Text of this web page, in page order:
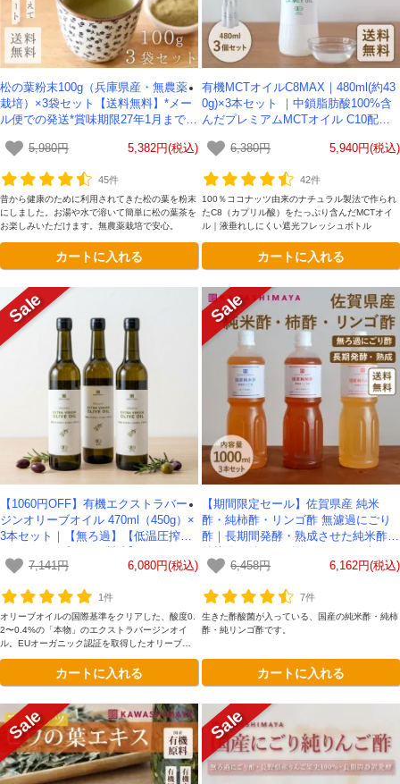
松の葉粉末100g（兵庫県産・無農薬
栽培）×3袋セット【送料無料】*メー
ル便での発送*賞味期限27年1月までの
5,980円
5,382円(税込)
45件
昔から健康のために利用されてきた松の葉を粉末
にしました。お湯や水で溶いて簡単に松の葉茶を
お楽しみいただけます。無農薬栽培で安心。
カートに入れる
有機MCTオイルC8MAX｜480ml(約43
0g)×3本セット ｜中鎖脂肪酸100%含
んだプレミアムMCTオイル C10配合-
セール】6,380円 5,940円(税込)
42件
100％ココナッツ由来のナチュラル製法で作られ
たC8（カプリル酸）をたっぷり含んだMCTオイ
ル｜液垂れしにくい遮光フレッシュボトル
カートに入れる
【1060円OFF】有機エクストラバー
ジンオリーブオイル 470ml（450g）×
3本セット｜【無ろ過】【低温圧搾
産-かわしま屋-
7,141円 6,080円(税込)
1件
オリーブオイルの国際基準をクリアした、酸度0.
2〜0.4%の「本物」のエクストラバージンオイ
ル。EUオーガニック認証を取得したオリーブを
農法で育てたオリーブを手摘みで収穫し、24時
間以内に低温圧搾製法で搾油。 無ろ過（ノンフ
ェノールなどの栄養を丸ごと摂取できます。
カートに入れる
【期間限定セール】佐賀県産 純米
酢・純柿酢・リンゴ酢 無濾過にごり
酢｜長期間発酵・熟成させた純米酢・
ト 【送料無料】 かわしま屋
6,458円 6,162円(税込)
7件
生きた酢酸菌が入っている、国産の純米酢・純柿
酢・純リンゴ酢です。
カートに入れる